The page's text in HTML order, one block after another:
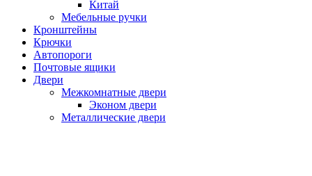
Китай
Мебельные ручки
Кронштейны
Крючки
Автопороги
Почтовые ящики
Двери
Межкомнатные двери
Эконом двери
Металлические двери